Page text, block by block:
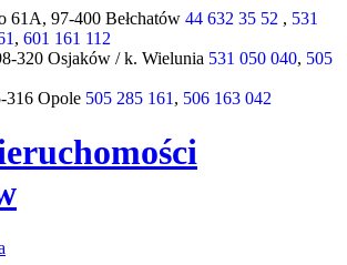
61A, 97-400 Bełchatów 44 632 35 52 , 531
, 601 161 112
320 Osjaków / k. Wielunia 531 050 040, 505
316 Opole 505 285 161 , 506 163 042